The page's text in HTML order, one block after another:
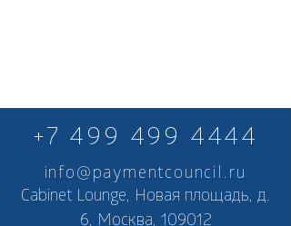
+7 499 499 4444
info@paymentcouncil.ru
Cabinet Lounge, Новая площадь, д.
6, Москва, 109012